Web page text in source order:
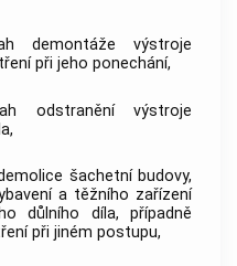
demontáže výstroje
při jeho ponechání,
odstranění výstroje
šachetní budovy,
a těžního zařízení
důlního díla, případně
při jiném postupu,